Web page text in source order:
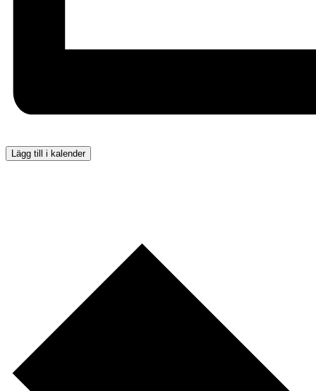
Lägg till i kalender